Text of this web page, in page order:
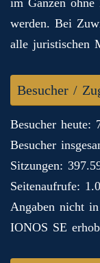
werden. Bei
alle juristischen
Besucher /
Besucher heute:
Besucher
Sitzungen:
Seitenaufrufe:
Angaben nicht
IONOS SE